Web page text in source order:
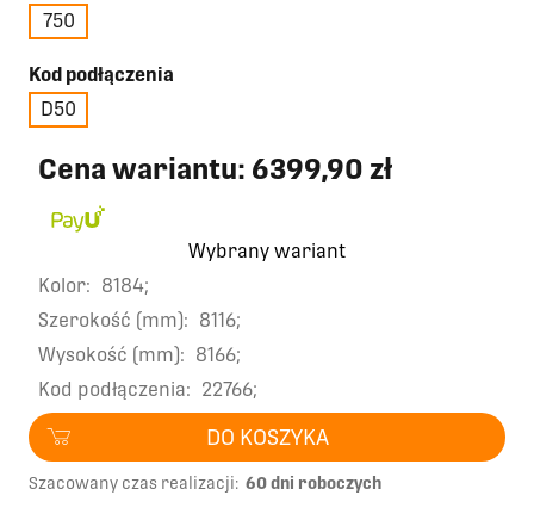
750
Kod podłączenia
D50
Cena wariantu: 6399,90 zł
Wybrany wariant
Kolor: 8184;
Szerokość (mm): 8116;
Wysokość (mm): 8166;
Kod podłączenia: 22766;
DO KOSZYKA
Szacowany czas realizacji: 60 dni roboczych